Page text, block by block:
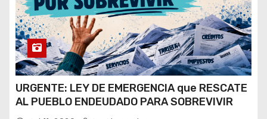
URGENTE: LEY DE EMERGENCIA que RESCATE
AL PUEBLO ENDEUDADO PARA SOBREVIVIR